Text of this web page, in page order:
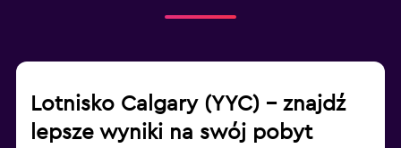
Lotnisko Calgary (YYC) – znajdź
lepsze wyniki na swój pobyt